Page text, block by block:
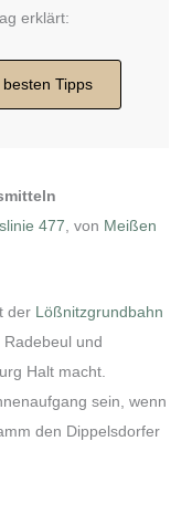
erklärt:
Tipps
477, von Meißen
der Lößnitzgrundbahn
und
Halt macht.
sein, wenn
den Dippelsdorfer